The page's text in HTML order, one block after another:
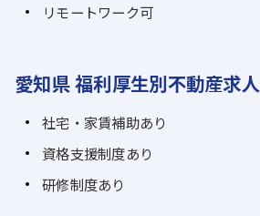
リモートワーク可
愛知県 福利厚生別不動産求人
社宅・家賃補助あり
資格支援制度あり
研修制度あり